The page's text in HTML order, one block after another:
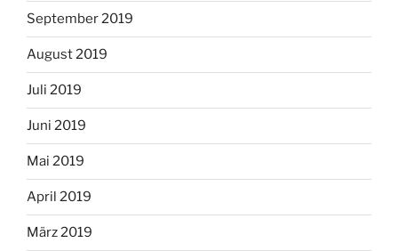
September 2019
August 2019
Juli 2019
Juni 2019
Mai 2019
April 2019
März 2019